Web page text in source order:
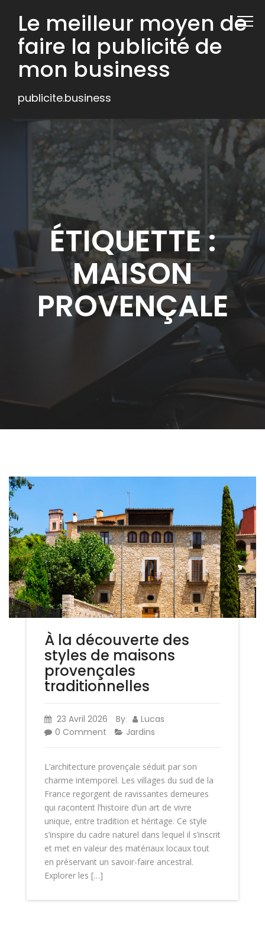
Le meilleur moyen de
faire la publicité de
mon business
publicite.business
ÉTIQUETTE :
MAISON
PROVENÇALE
À la découverte des
styles de maisons
provençales
traditionnelles
23 Avril 2026 By:
Lucas
0 Comment
Jardins
L’architecture provençale séduit par son
charme intemporel. Les villages du sud de la
France regorgent de ravissantes demeures
qui racontent l’histoire d’un art de vivre
unique, entre tradition et héritage. Ce style
s’inspire du cadre naturel dans lequel il s’inscrit
et met en valeur des matériaux locaux tout
en préservant un savoir-faire ancestral.
Explorer les […]